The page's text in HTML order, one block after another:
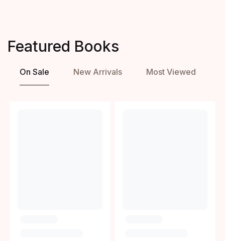
Featured Books
On Sale New Arrivals Most Viewed